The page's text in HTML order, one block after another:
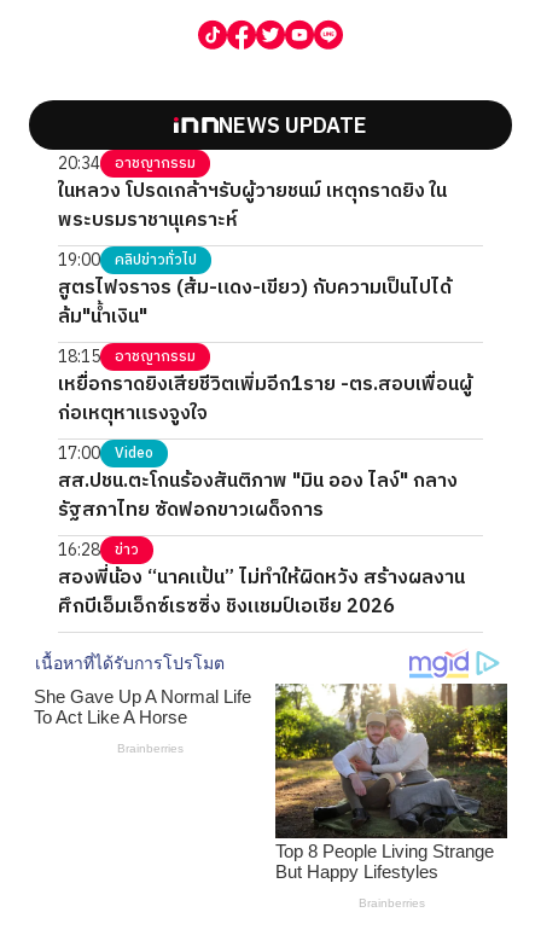
NEWS UPDATE
20:34 อาชญากรรม
ในหลวง โปรดเกล้าฯรับผู้วายชนม์ เหตุกราดยิง ใน
พระบรมราชานุเคราะห์
19:00 คลิปข่าวทั่วไป
สูตรไฟจราจร (ส้ม-แดง-เขียว) กับความเป็นไปได้
ล้ม"น้ำเงิน"
18:15 อาชญากรรม
เหยื่อกราดยิงเสียชีวิตเพิ่มอีก1ราย -ตร.สอบเพื่อนผู้
ก่อเหตุหาแรงจูงใจ
17:00 Video
สส.ปชน.ตะโกนร้องสันติภาพ "มิน ออง ไลง์" กลาง
รัฐสภาไทย ซัดฟอกขาวเผด็จการ
16:28 ข่าว
สองพี่น้อง “นาคแป้น” ไม่ทำให้ผิดหวัง สร้างผลงาน
ศึกบีเอ็มเอ็กซ์เรซซิ่ง ชิงแชมป์เอเชีย 2026